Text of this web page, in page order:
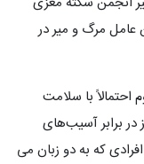
عامل مرگ و میر در
با سلامت
در برابر آسیب‌های
که به دو زبان می